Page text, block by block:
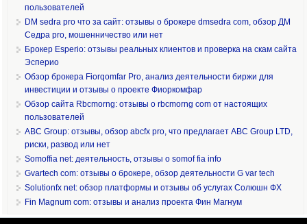
пользователей
DM sedra pro что за сайт: отзывы о брокере dmsedra com, обзор ДМ
Седра pro, мошенничество или нет
Брокер Esperio: отзывы реальных клиентов и проверка на скам сайта
Эсперио
Обзор брокера Fiorqomfar Pro, анализ деятельности биржи для
инвестиции и отзывы о проекте Фиоркомфар
Обзор сайта Rbcmorng: отзывы о rbcmorng com от настоящих
пользователей
ABC Group: отзывы, обзор abcfx pro, что предлагает ABC Group LTD,
риски, развод или нет
Somoffia net: деятельность, отзывы о somof fia info
Gvartech com: отзывы о брокере, обзор деятельности G var tech
Solutionfx net: обзор платформы и отзывы об услугах Солюшн ФХ
Fin Magnum com: отзывы и анализ проекта Фин Магнум